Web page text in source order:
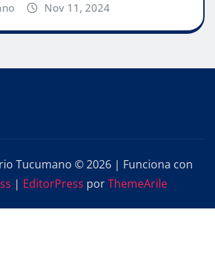
Nov 11, 2024
Tucumano © 2026 | Funciona con
| EditorPress porThemeArile